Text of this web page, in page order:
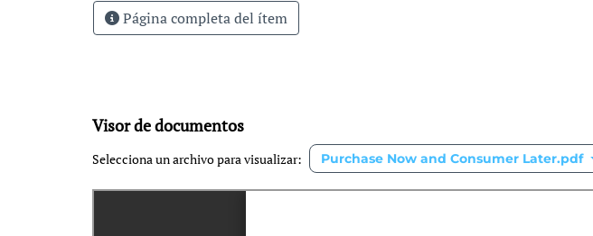
Página completa del ítem
Visor de documentos
Selecciona un archivo para visualizar: Purchase Now and Consumer Later.pdf